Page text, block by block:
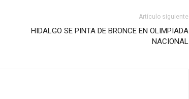
Artículo siguiente
HIDALGO SE PINTA DE BRONCE EN OLIMPIADA
NACIONAL